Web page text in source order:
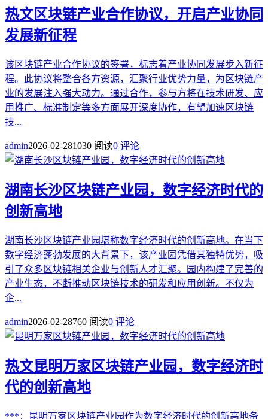
热文区块链产业合作协议，开启产业协同
发展新征程
该区块链产业合作协议的签署，标志着产业协同发展步入新征
程。此协议将整合各方资源，汇聚行业优势力量，为区块链产
业的发展注入强大动力。通过合作，参与方将在技术研发、应
用推广、标准制定等多方面展开深度协作，有望加速区块链
技...
admin2026-02-281030 阅读0 评论
湖南长沙区块链产业园，数字经济时代的
创新高地
湖南长沙区块链产业园堪称数字经济时代的创新高地。在当下
数字经济蓬勃发展的大背景下，该产业园凭借其独特优势，吸
引了众多区块链相关企业与创新人才汇聚。园内构建了完善的
产业生态，不断推动区块链技术的研发和应用创新。不仅为
企...
admin2026-02-28760 阅读0 评论
热文昆明万家区块链产业园，数字经济时
代的创新高地
***：昆明万家区块链产业园作为数字经济时代的创新高地备